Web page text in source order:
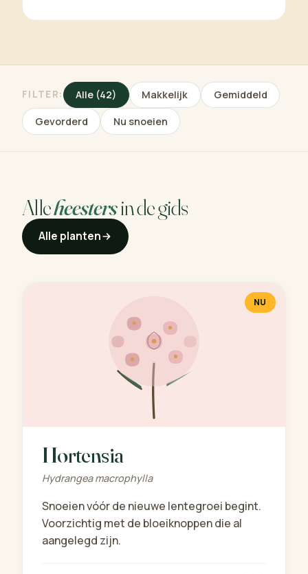
FILTER: Alle (42) Makkelijk Gemiddeld
Gevorderd Nu snoeien
Alleheestersin de gids
Alle planten
NU
Hortensia
Hydrangea macrophylla
Snoeien vóór de nieuwe lentegroei begint.
Voorzichtig met de bloeiknoppen die al
aangelegd zijn.